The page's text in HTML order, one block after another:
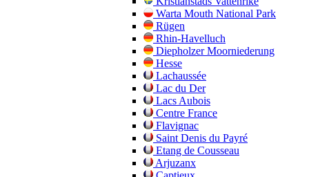
Warta Mouth National Park
Rügen
Rhin-Havelluch
Diepholzer Moorniederung
Hesse
Lachaussée
Lac du Der
Lacs Aubois
Centre France
Flavignac
Saint Denis du Payré
Etang de Cousseau
Arjuzanx